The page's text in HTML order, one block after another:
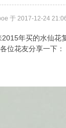
于 2017-12-24
年买的水仙花
位花友分享一下：